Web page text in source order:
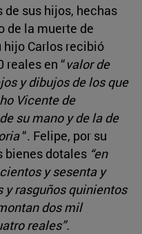
sus hijos, hechas
de la muerte de
hijo Carlos recibió
en “valor de
y dibujos de los que
Vicente de
su mano y de la de
“. Felipe, por su
bienes dotales “en
y sesenta y
y rasguños quinientos
dos mil
reales”.